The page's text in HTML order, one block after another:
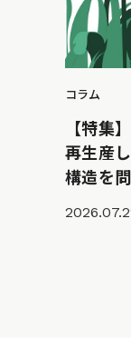
コラム
【特集
再生産
構造を